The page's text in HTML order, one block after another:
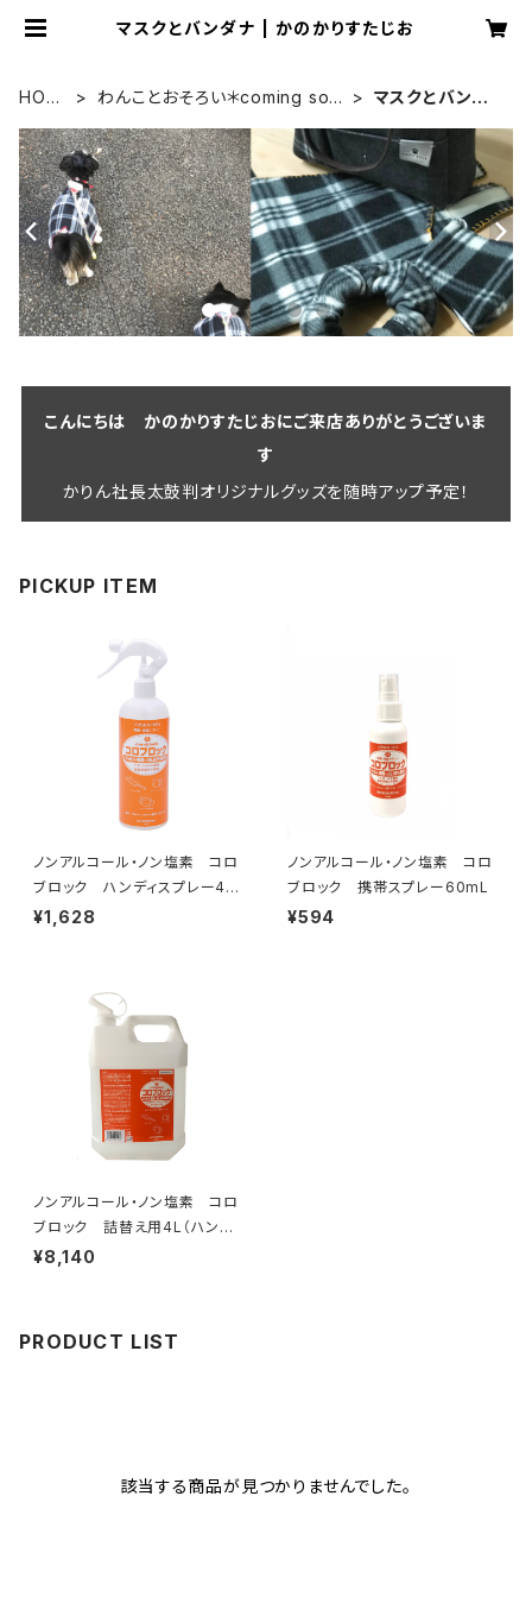
マスクとバンダナ | かのかりすたじお
HOM
わんことおそろい＊coming soo
マスクとバンダ
こんにちは かのかりすたじおにご来店ありがとうございま
す
かりん社長太鼓判オリジナルグッズを随時アップ予定！
PICKUP ITEM
ノンアルコール・ノン塩素 コロ
ブロック ハンディスプレー40
0mL
¥1,628
ノンアルコール・ノン塩素 コロ
ブロック 携帯スプレー60mL
¥594
ノンアルコール・ノン塩素 コロ
ブロック 詰替え用4L（ハンデ
ィスプレー10本分）
¥8,140
PRODUCT LIST
該当する商品が見つかりませんでした。